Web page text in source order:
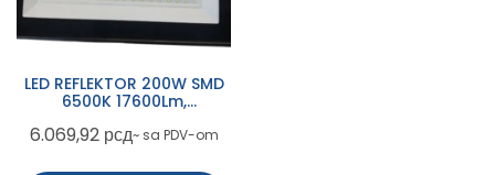
LED REFLEKTOR 200W SMD
6500K 17600Lm,
VT6734
6.069,92 рсд~ sa PDV-om